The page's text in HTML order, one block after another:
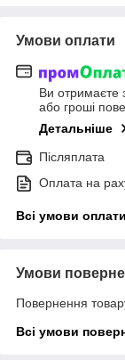
Умови оплати
Ви отримаєте
або гроші
Детальніше
Післяплата
Оплата на
Всі умови оплати
Умови
Повернення
Всі умови